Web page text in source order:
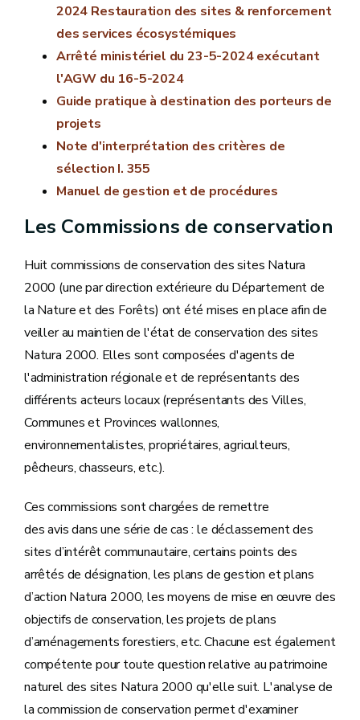
2024 Restauration des sites & renforcement
des services écosystémiques
Arrêté ministériel du 23-5-2024 exécutant
l'AGW du 16-5-2024
Guide pratique à destination des porteurs de
projets
Note d'interprétation des critères de
sélection I. 355
Manuel de gestion et de procédures
Les Commissions de conservation
Huit commissions de conservation des sites Natura
2000 (une par direction extérieure du Département de
la Nature et des Forêts) ont été mises en place afin de
veiller au maintien de l'état de conservation des sites
Natura 2000. Elles sont composées d'agents de
l'administration régionale et de représentants des
différents acteurs locaux (représentants des Villes,
Communes et Provinces wallonnes,
environnementalistes, propriétaires, agriculteurs,
pêcheurs, chasseurs, etc.).
Ces commissions sont chargées de remettre
des avis dans une série de cas : le déclassement des
sites d’intérêt communautaire, certains points des
arrêtés de désignation, les plans de gestion et plans
d’action Natura 2000, les moyens de mise en œuvre des
objectifs de conservation, les projets de plans
d’aménagements forestiers, etc. Chacune est également
compétente pour toute question relative au patrimoine
naturel des sites Natura 2000 qu'elle suit. L'analyse de
la commission de conservation permet d'examiner